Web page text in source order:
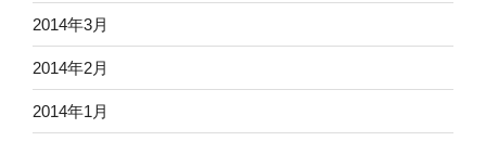
2014年3月
2014年2月
2014年1月